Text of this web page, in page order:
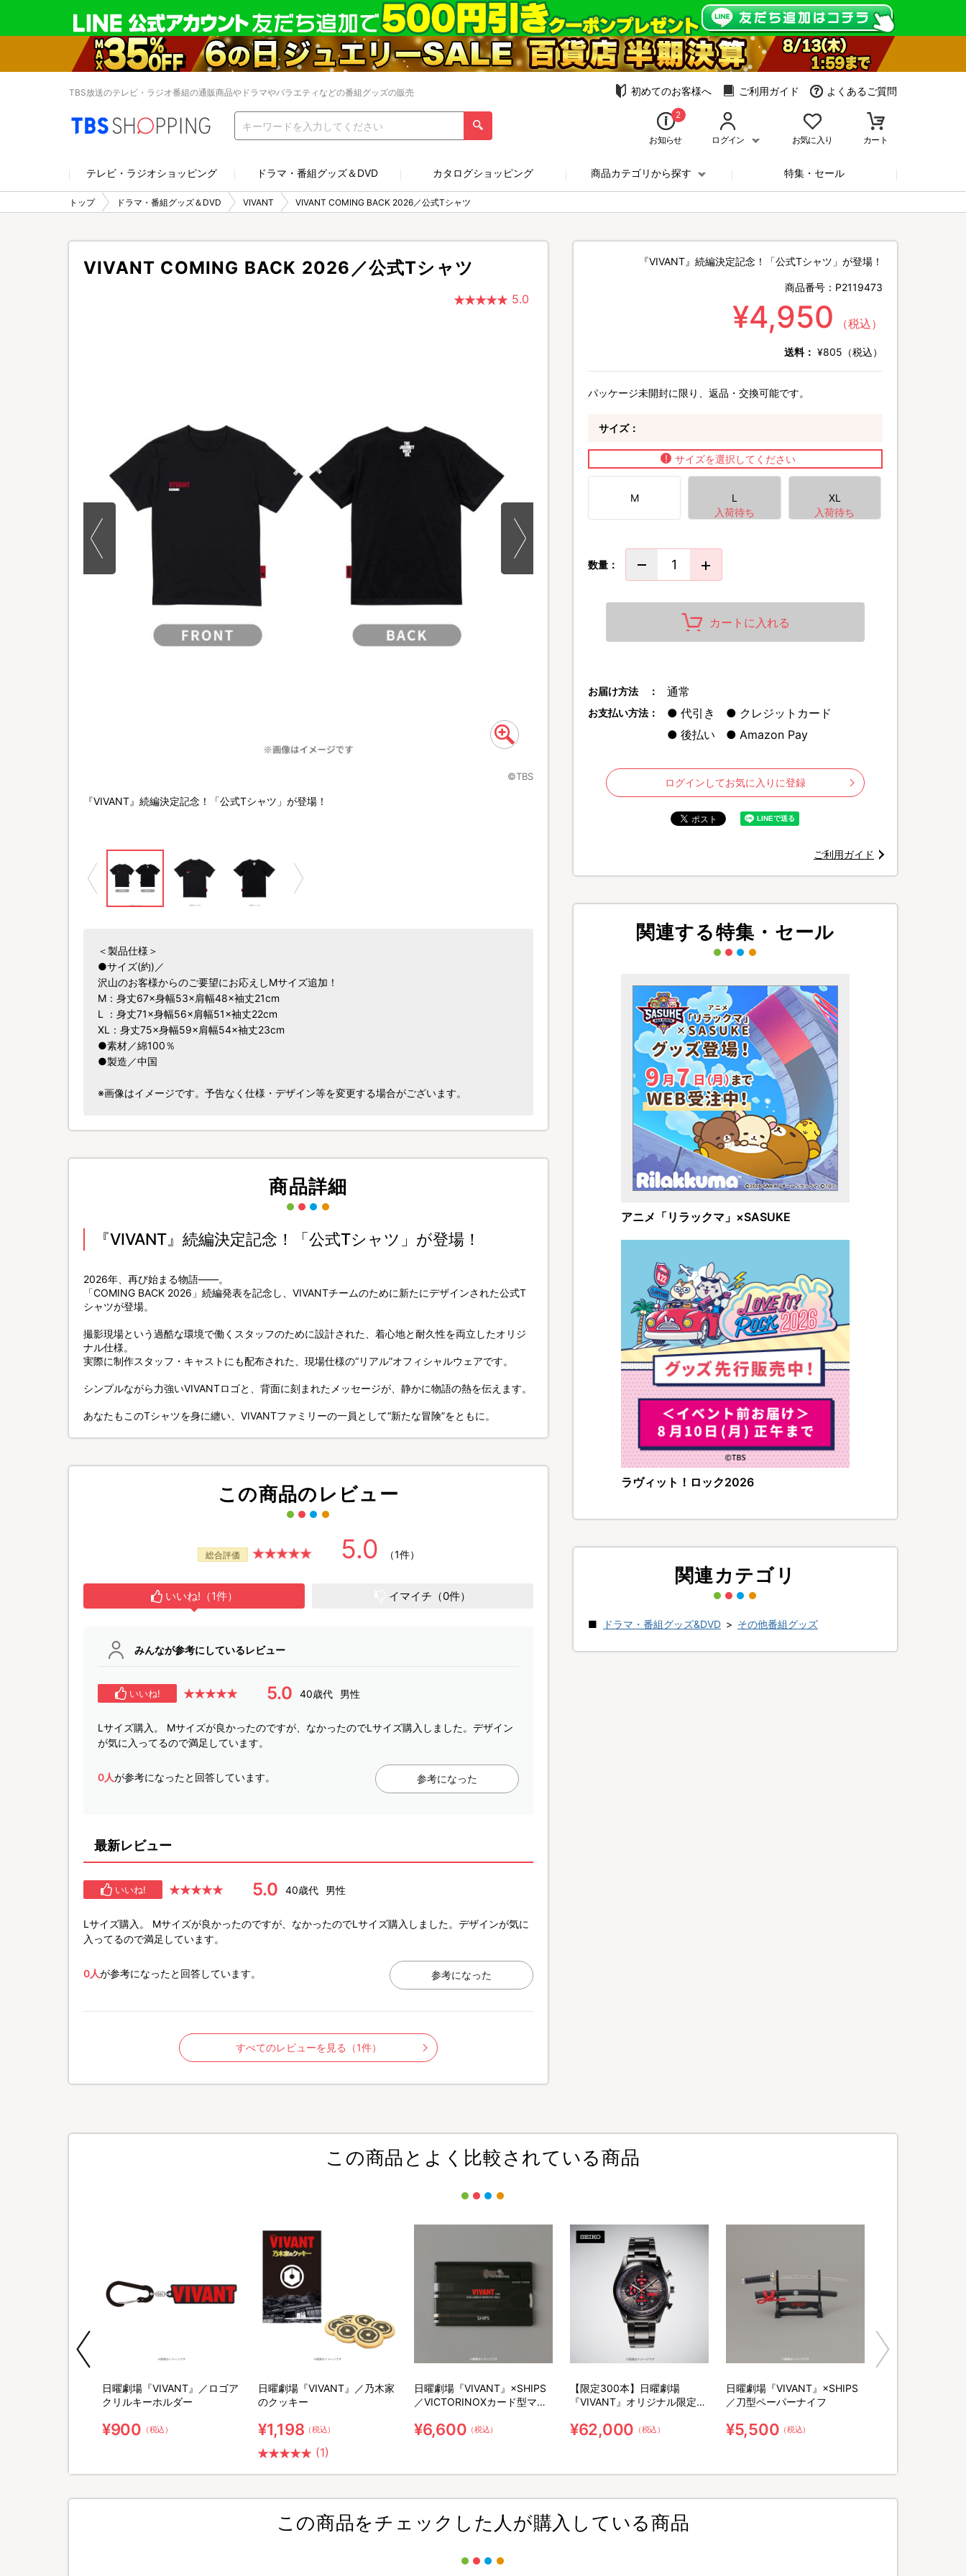
TBS放送のテレビ・ラジオ番組の通販商品やドラマやバラエティなどの番組グッズの販売 初めてのお客様へ ご利用ガイド よくあるご質問
2
お知らせ ログイン お気に入り カート
テレビ・ラジオショッピング ドラマ・番組グッズ＆DVD カタログショッピング 商品カテゴリから探す 特集・セール
トップ ドラマ・番組グッズ＆DVD VIVANT VIVANT COMING BACK 2026／公式Tシャツ
VIVANT COMING BACK 2026／公式Tシャツ
5.0
©TBS
『VIVANT』続編決定記念！「公式Tシャツ」が登場！
＜製品仕様＞
●サイズ(約)／
沢山のお客様からのご要望にお応えしMサイズ追加！
M：身丈67×身幅53×肩幅48×袖丈21cm
L ：身丈71×身幅56×肩幅51×袖丈22cm
XL：身丈75×身幅59×肩幅54×袖丈23cm
●素材／綿100％
●製造／中国
※画像はイメージです。予告なく仕様・デザイン等を変更する場合がございます。
商品詳細
『VIVANT』続編決定記念！「公式Tシャツ」が登場！
2026年、再び始まる物語――。
「COMING BACK 2026」続編発表を記念し、VIVANTチームのために新たにデザインされた公式T
シャツが登場。
撮影現場という過酷な環境で働くスタッフのために設計された、着心地と耐久性を両立したオリジ
ナル仕様。
実際に制作スタッフ・キャストにも配布された、現場仕様の“リアル”オフィシャルウェアです。
シンプルながら力強いVIVANTロゴと、背面に刻まれたメッセージが、静かに物語の熱を伝えます。
あなたもこのTシャツを身に纏い、VIVANTファミリーの一員として“新たな冒険”をともに。
この商品のレビュー
総合評価 5.0 （1件）
いいね!（1件） イマイチ（0件）
みんなが参考にしているレビュー
いいね! 5.0 40歳代 男性
Lサイズ購入。 Mサイズが良かったのですが、なかったのでLサイズ購入しました。デザイン
が気に入ってるので満足しています。
0人が参考になったと回答しています。 参考になった
最新レビュー
いいね! 5.0 40歳代 男性
Lサイズ購入。 Mサイズが良かったのですが、なかったのでLサイズ購入しました。デザインが気に
入ってるので満足しています。
0人が参考になったと回答しています。 参考になった
すべてのレビューを見る（1件）
『VIVANT』続編決定記念！「公式Tシャツ」が登場！
商品番号： P2119473
¥4,950 （税込）
送料： ¥805（税込）
パッケージ未開封に限り、返品・交換可能です。
サイズ：
サイズを選択してください
M L XL
数量：
カートに入れる
お届け方法 ： 通常
お支払い方法： 代引き
クレジットカード
後払い
Amazon Pay
ログインしてお気に入りに登録
ご利用ガイド
関連する特集・セール
アニメ「リラックマ」×SASUKE
ラヴィット！ロック2026
関連カテゴリ
ドラマ・番組グッズ&DVD > その他番組グッズ
この商品とよく比較されている商品
日曜劇場『VIVANT』／ロゴア
クリルキーホルダー
¥900 （税込）
日曜劇場『VIVANT』／乃木家
のクッキー
¥1,198 （税込）
(1)
日曜劇場『VIVANT』×SHIPS
／VICTORINOXカード型マル
¥6,600 （税込）
【限定300本】日曜劇場
『VIVANT』オリジナル限定ウ
ス付き・オリジナルBOX・シ
¥62,000 （税込）
日曜劇場『VIVANT』×SHIPS
／刀型ペーパーナイフ
¥5,500 （税込）
この商品をチェックした人が購入している商品